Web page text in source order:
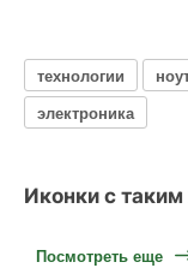
технологии
электроника
Иконки с
Посмотреть еще